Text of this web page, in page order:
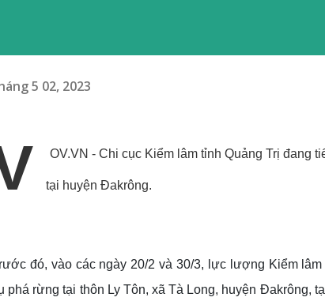
5 02, 2023
OV.VN - Chi cục Kiểm lâm tỉnh Quảng Trị đang
tại huyện Đakrông.
đó, vào các ngày 20/2 và 30/3, lực lượng Kiểm
phá rừng tại thôn Ly Tôn, xã Tà Long, huyện Đakrông,